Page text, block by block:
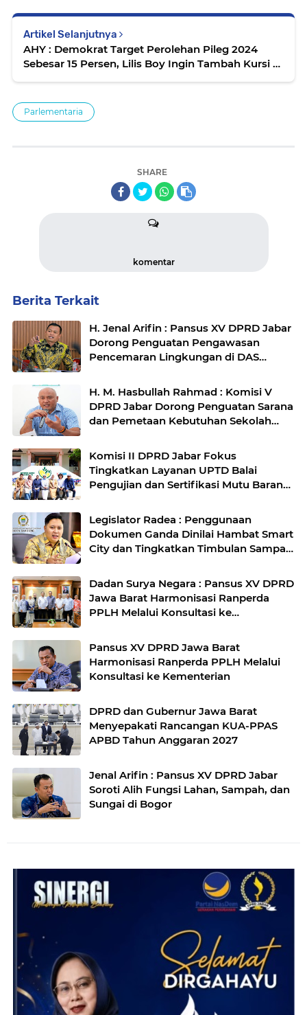
Artikel Selanjutnya
AHY : Demokrat Target Perolehan Pileg 2024
Sebesar 15 Persen, Lilis Boy Ingin Tambah Kursi di
Parlementaria
SHARE
komentar
Berita Terkait
H. Jenal Arifin : Pansus XV DPRD Jabar
Dorong Penguatan Pengawasan
Pencemaran Lingkungan di DAS
H. M. Hasbullah Rahmad : Komisi V
DPRD Jabar Dorong Penguatan Sarana
dan Pemetaan Kebutuhan Sekolah
Komisi II DPRD Jabar Fokus
Tingkatkan Layanan UPTD Balai
Pengujian dan Sertifikasi Mutu Barang
Legislator Radea : Penggunaan
Dokumen Ganda Dinilai Hambat Smart
City dan Tingkatkan Timbulan Sampah
Dadan Surya Negara : Pansus XV DPRD
Jawa Barat Harmonisasi Ranperda
PPLH Melalui Konsultasi ke
Pansus XV DPRD Jawa Barat
Harmonisasi Ranperda PPLH Melalui
Konsultasi ke Kementerian
DPRD dan Gubernur Jawa Barat
Menyepakati Rancangan KUA-PPAS
APBD Tahun Anggaran 2027
Jenal Arifin : Pansus XV DPRD Jabar
Soroti Alih Fungsi Lahan, Sampah, dan
Sungai di Bogor